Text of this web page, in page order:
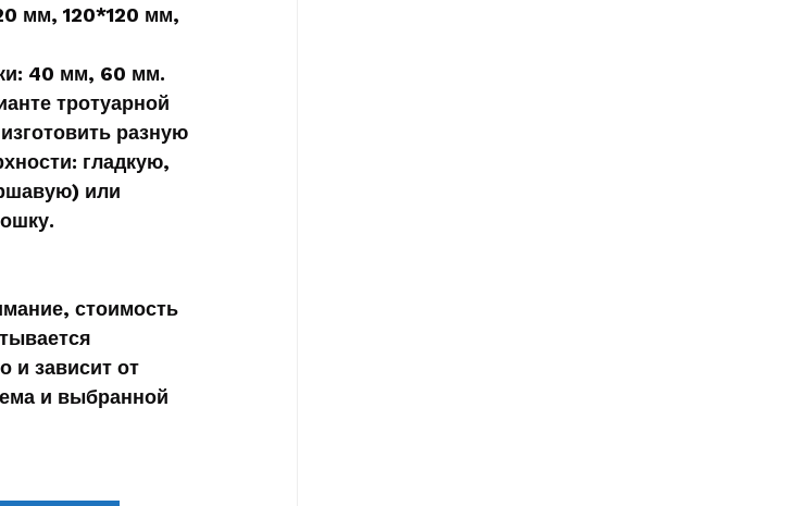
мм, 120*120 мм,
40 мм, 60 мм.
тротуарной
разную
гладкую,
или
стоимость
и зависит от
и выбранной